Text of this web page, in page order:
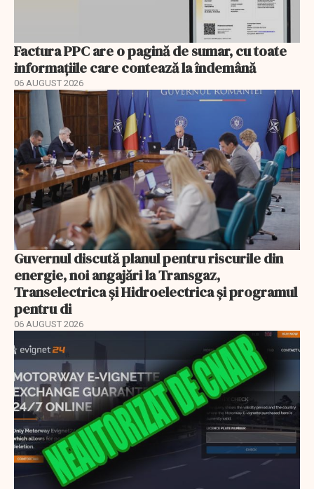
Factura PPC are o pagină de sumar, cu toate
informațiile care contează la îndemână
06 AUGUST 2026
Guvernul discută planul pentru riscurile din
energie, noi angajări la Transgaz,
Transelectrica și Hidroelectrica și programul
pentru di
06 AUGUST 2026